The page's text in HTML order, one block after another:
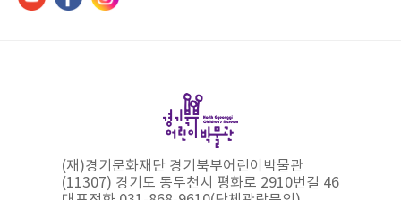
(재)경기문화재단 경기북부어린이박물관
(11307) 경기도 동두천시 평화로 2910번길 46